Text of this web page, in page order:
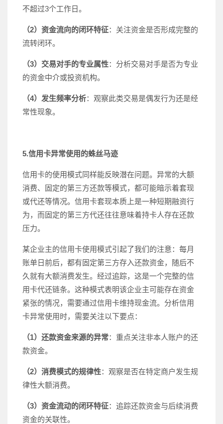
不超过3个工作日。
（2）资金流向的闭环特征：关注资金是否形成完整的
流转闭环。
（3）交易对手的专业属性：分析交易对手是否为专业
的资金中介或投资机构。
（4）发生频率分析：观察此类交易是偶发行为还是经
常性现象。
5.信用卡异常使用的蛛丝马迹
信用卡的使用模式同样能反映潜在问题。异常的大额
消费、固定的第三方还款等模式，都可能暗示着套现
或代还等情况。信用卡套现本质上是一种短期融资行
为，而固定的第三方代还往往意味着持卡人存在还款
压力。
某企业主的信用卡使用模式引起了我们的注意：每月
账单日前后，都有固定第三方存入还款资金，随后不
久就有大额消费发生。经过追踪，这是一个完整的信
用卡代还链条。这种模式表明该企业主可能存在资金
紧张的情况，需要通过信用卡维持现金流。分析信用
卡异常使用时，需要关注以下要点：
（1）还款资金来源的异常：重点关注非本人账户的还
款资金。
（2）消费模式的规律性：观察是否在特定商户发生规
律性大额消费。
（3）资金流动的闭环特征：追踪还款资金与后续消费
资金的关联性。